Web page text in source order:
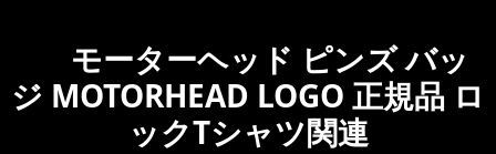
モーターヘッド ピンズ バッ
ジ MOTORHEAD LOGO 正規品 ロ
ックTシャツ関連